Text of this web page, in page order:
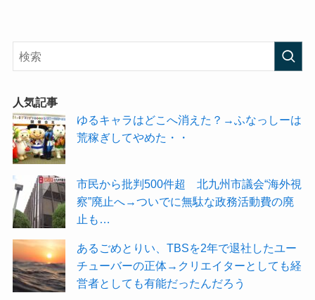
人気記事
ゆるキャラはどこへ消えた？→ふなっしーは
荒稼ぎしてやめた・・
市民から批判500件超 北九州市議会“海外視
察”廃止へ→ついでに無駄な政務活動費の廃
止も…
あるごめとりい、TBSを2年で退社したユー
チューバーの正体→クリエイターとしても経
営者としても有能だったんだろう